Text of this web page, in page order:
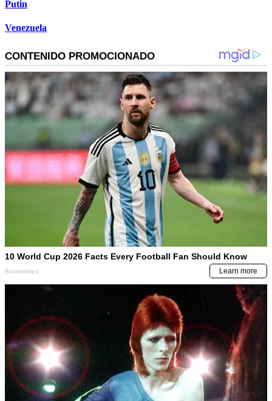
Putin
Venezuela